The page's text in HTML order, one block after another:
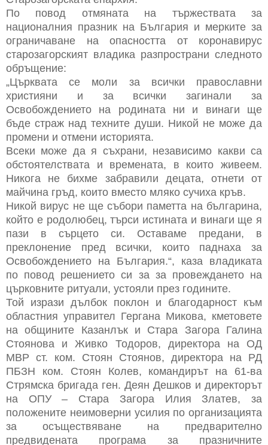
По повод отмяната на тържествата за
националния празник на България и мерките за
ограничаване на опасността от коронавирус
старозагорският владика разпространи следното
обръщение:
„Църквата се моли за всички православни
християни и за всички загинали за
Освобождението на родината ни и винаги ще
бъде страж над техните души. Никой не може да
промени и отмени историята.
Всеки може да я съхрани, независимо какви са
обстоятелствата и времената, в които живеем.
Никога не бихме забравили децата, отнети от
майчина гръд, които вместо мляко сучиха кръв.
Никой вирус не ще събори паметта на българина,
който е родолюбец, търси истината и винаги ще я
пази в сърцето си. Оставаме предани, в
преклонение пред всички, които паднаха за
Освобождението на България.“, каза владиката
по повод решението си за за провеждането на
църковните ритуали, устояли през годините.
Той изрази дълбок поклон и благодарност към
областния управител Гергана Микова, кметовете
на общините Казанлък и Стара Загора Галина
Стоянова и Живко Тодоров, директора на ОД
МВР ст. ком. Стоян Стоянов, директора на РД
ПБЗН ком. Стоян Колев, командирът на 61-ва
Стрямска бригада ген. Деян Дешков и директорът
на ОПУ – Стара Загора Илия Златев, за
положените неимоверни усилия по организацията
за осъществяване на предварително
предвидената програма за празничните